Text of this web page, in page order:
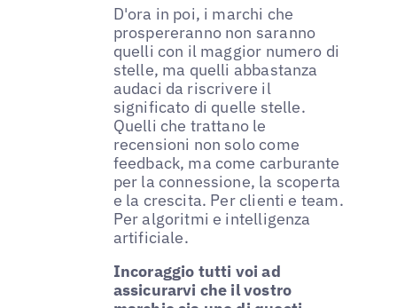
D'ora in poi, i marchi che
prospereranno non saranno
quelli con il maggior numero di
stelle, ma quelli abbastanza
audaci da riscrivere il
significato di quelle stelle.
Quelli che trattano le
recensioni non solo come
feedback, ma come carburante
per la connessione, la scoperta
e la crescita. Per clienti e team.
Per algoritmi e intelligenza
artificiale.
Incoraggio tutti voi ad
assicurarvi che il vostro